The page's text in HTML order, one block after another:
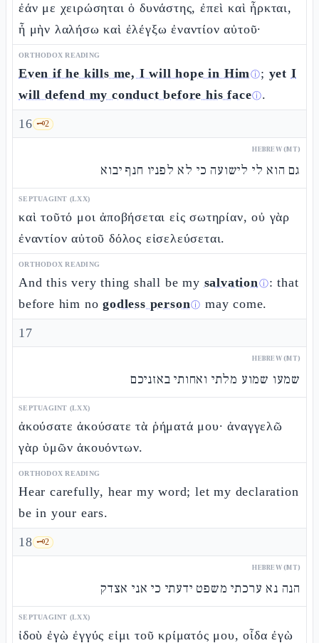
ἐάν με χειρώσηται ὁ δυνάστης, ἐπεὶ καὶ ἦρκται,
ἦ μὴν λαλήσω καὶ ἐλέγξω ἐναντίον αὐτοῦ·
ORTHODOX READING
Even if he kills me, I will hope in Himⓘ; yet I
will defend my conduct before his faceⓘ.
16 🗝️2
HEBREW (MT)
גם הוא לי לישועה כי לא לפניו חנף יבוא
SEPTUAGINT (LXX)
καὶ τοῦτό μοι ἀποβήσεται εἰς σωτηρίαν, οὐ γὰρ
ἐναντίον αὐτοῦ δόλος εἰσελεύσεται.
ORTHODOX READING
And this very thing shall be my salvationⓘ: that
before him nogodless personⓘ may come.
17
HEBREW (MT)
שמעו שמוע מלתי ואחותי באזניכם
SEPTUAGINT (LXX)
ἀκούσατε ἀκούσατε τὰ ῥήματά μου· ἀναγγελῶ
γὰρ ὑμῶν ἀκουόντων.
ORTHODOX READING
Hear carefully, hear my word; let my declaration
be in your ears.
18 🗝️2
HEBREW (MT)
הנה נא ערכתי משפט ידעתי כי אני אצדק
SEPTUAGINT (LXX)
ἰδοὺ ἐγὼ ἐγγύς εἰμι τοῦ κρίματός μου, οἶδα ἐγὼ